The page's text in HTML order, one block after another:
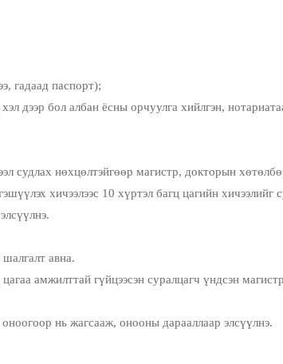
паспорт);
бол албан ёсны орчуулга хийлгэн,
нөхцөлтэйгөөр магистр, докторын
хичээлээс 10 хүртэл багц цагийн хичээлийг
авна.
гүйцээсэн суралцагч үндсэн магистр
нь жагсааж, онооны дарааллаар элсүүлнэ.